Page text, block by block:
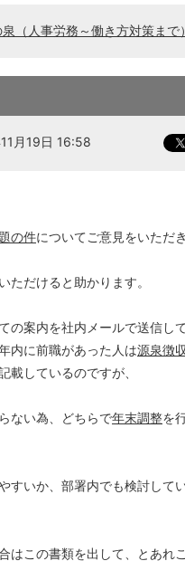
（人事労務～働き方対策まで）
月19日 16:58
の件についてご意見をいただ
ただけると助かります。
の案内を社内メールで送信して
内に前職があった人は源泉徴
載しているのですが、
ない為、どちらで年末調整を
すいか、部署内でも検討して
はこの書類を出して、とあれ